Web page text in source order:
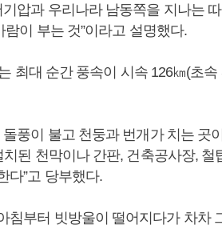
압과 우리나라 남동쪽을 지나는
이 부는 것”이라고 설명했다.
최대 순간 풍속이 시속 126㎞(초속
풍이 불고 천둥과 번개가 치는 곳
된 천막이나 간판, 건축공사장, 철
다”고 당부했다.
침부터 빗방울이 떨어지다가 차차